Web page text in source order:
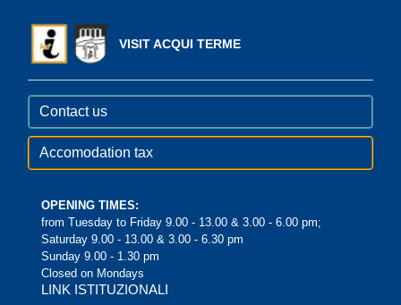
VISIT ACQUI TERME
Contact us
Accomodation tax
OPENING TIMES:
from Tuesday to Friday 9.00 - 13.00 & 3.00 - 6.00 pm;
Saturday 9.00 - 13.00 & 3.00 - 6.30 pm
Sunday 9.00 - 1.30 pm
Closed on Mondays
LINK ISTITUZIONALI